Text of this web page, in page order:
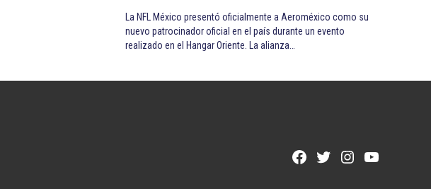
La NFL México presentó oficialmente a Aeroméxico como su
nuevo patrocinador oficial en el país durante un evento
realizado en el Hangar Oriente. La alianza…
Facebook
TwitterInstagram
YouTube